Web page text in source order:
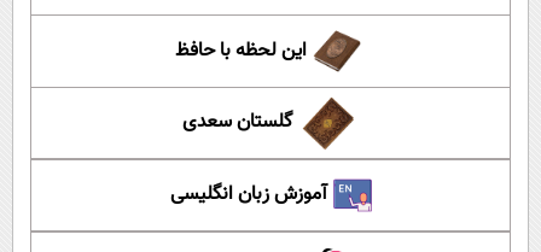
این لحظه با حافظ
گلستان سعدی
آموزش زبان انگلیسی